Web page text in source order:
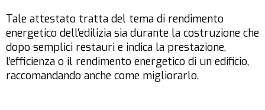
Tale attestato tratta del tema di rendimento
energetico dell’edilizia sia durante la costruzione che
dopo semplici restauri e indica la prestazione,
l’efficienza o il rendimento energetico di un edificio,
raccomandando anche come migliorarlo.